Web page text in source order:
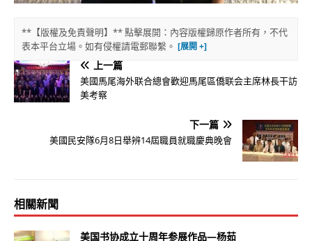
**【版權及免責聲明】** 點擊展開：內容版權歸原作者所有，不代
表本平台立場。如有侵權請電郵聯繫。
上一篇
美國馬尾海外联合總會歡迎馬尾區僑联会主席林長干訪
美考察
下一篇
美國民安隊6月8日舉辨14屆職員就職慶典晚會
相關新聞
美国书协成立十周年参展作品—杨茹